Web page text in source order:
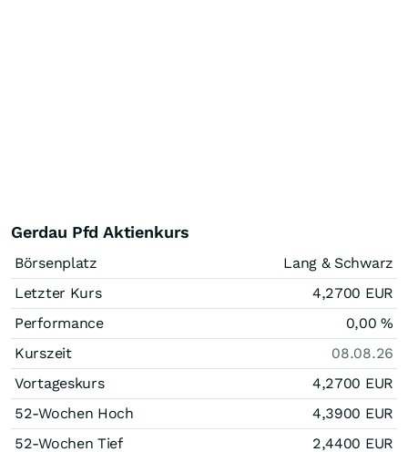
Gerdau Pfd Aktienkurs
Börsenplatz
Lang & Schwarz
Letzter Kurs
4,2700 EUR
Performance
0,00%
Kurszeit
08.08.26
Vortageskurs
4,2700 EUR
52-Wochen Hoch
4,3900 EUR
52-Wochen Tief
2,4400 EUR